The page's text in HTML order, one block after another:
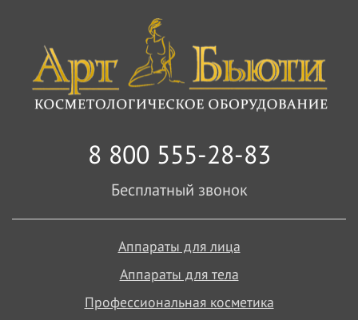
8 800 555-28-83
Бесплатный звонок
Аппараты для лица
Аппараты для тела
Профессиональная косметика